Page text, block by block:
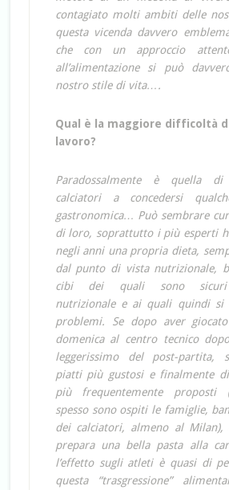
contagiato molti ambiti delle
questa vicenda davvero
che con un approccio
all’alimentazione si può
nostro stile di vita….
Qual è la maggiore difficoltà
lavoro?
Paradossalmente è quella
calciatori a concedersi
gastronomica… Può sembrare
di loro, soprattutto i più esperti
negli anni una propria dieta,
dal punto di vista nutrizionale,
cibi dei quali sono sicuri
nutrizionale e ai quali quindi si
problemi. Se dopo aver
domenica al centro tecnico
leggerissimo del post-partita,
piatti più gustosi e finalmente
più frequentemente proposti
spesso sono ospiti le famiglie,
dei calciatori, almeno al Milan),
prepara una bella pasta alla
l’effetto sugli atleti è quasi di
questa “trasgressione”